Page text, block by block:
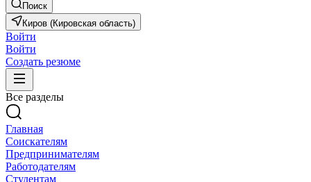
Поиск
Киров (Кировская область)
Войти
Войти
Создать резюме
Все разделы
Главная
Соискателям
Предпринимателям
Работодателям
Студентам